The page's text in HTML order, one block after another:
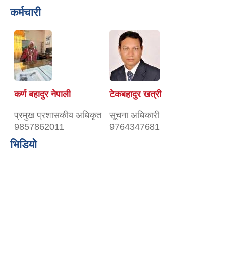
कर्मचारी
कर्ण बहादुर नेपाली
प्रमुख प्रशासकीय अधिकृत
9857862011
टेकबहादुर खत्री
सूचना अधिकारी
9764347681
भिडियो